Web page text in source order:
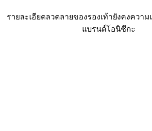
รายละเอียดลวดลายของรองเท้ายังคงควา
แบรนด์โอนิซึกะ